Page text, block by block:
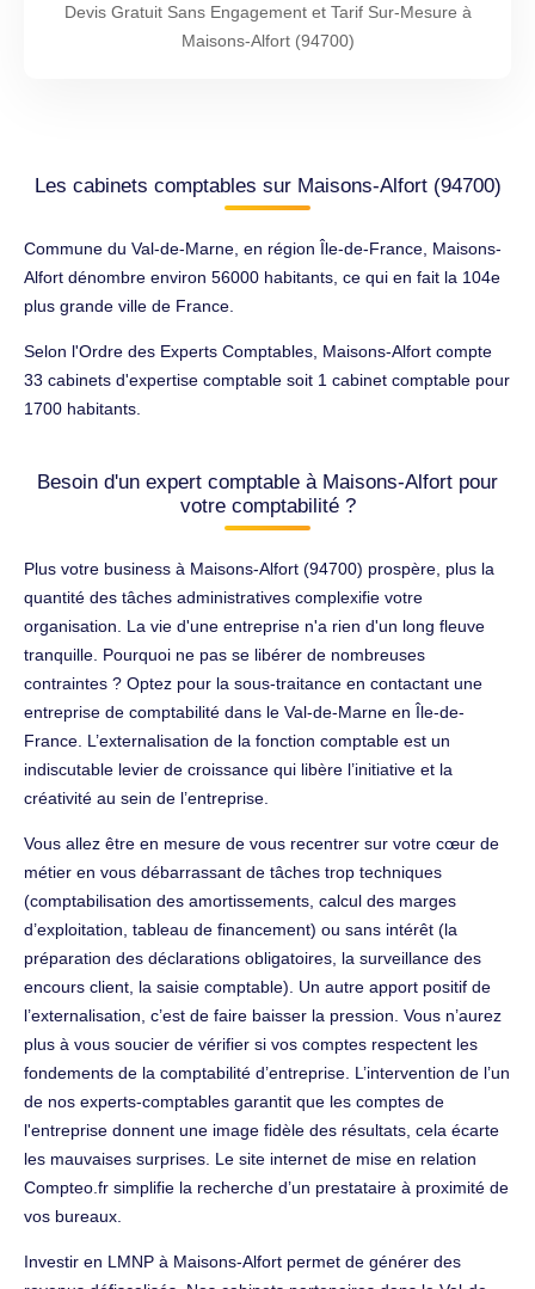
Devis Gratuit Sans Engagement et Tarif Sur-Mesure à
Maisons-Alfort (94700)
Les cabinets comptables sur Maisons-Alfort (94700)
Commune du Val-de-Marne, en région Île-de-France, Maisons-
Alfort dénombre environ 56000 habitants, ce qui en fait la 104e
plus grande ville de France.
Selon l'Ordre des Experts Comptables, Maisons-Alfort compte
33 cabinets d'expertise comptable soit 1 cabinet comptable pour
1700 habitants.
Besoin d'un expert comptable à Maisons-Alfort pour
votre comptabilité ?
Plus votre business à Maisons-Alfort (94700) prospère, plus la
quantité des tâches administratives complexifie votre
organisation. La vie d'une entreprise n'a rien d'un long fleuve
tranquille. Pourquoi ne pas se libérer de nombreuses
contraintes ? Optez pour la sous-traitance en contactant une
entreprise de comptabilité dans le Val-de-Marne en Île-de-
France. L’externalisation de la fonction comptable est un
indiscutable levier de croissance qui libère l’initiative et la
créativité au sein de l’entreprise.
Vous allez être en mesure de vous recentrer sur votre cœur de
métier en vous débarrassant de tâches trop techniques
(comptabilisation des amortissements, calcul des marges
d’exploitation, tableau de financement) ou sans intérêt (la
préparation des déclarations obligatoires, la surveillance des
encours client, la saisie comptable). Un autre apport positif de
l’externalisation, c’est de faire baisser la pression. Vous n’aurez
plus à vous soucier de vérifier si vos comptes respectent les
fondements de la comptabilité d’entreprise. L’intervention de l’un
de nos experts-comptables garantit que les comptes de
l'entreprise donnent une image fidèle des résultats, cela écarte
les mauvaises surprises. Le site internet de mise en relation
Compteo.fr simplifie la recherche d’un prestataire à proximité de
vos bureaux.
Investir en LMNP à Maisons-Alfort permet de générer des